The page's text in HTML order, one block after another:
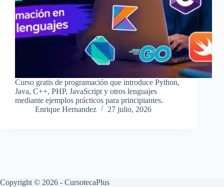
Curso gratis de programación que introduce Python,
Java, C++, PHP, JavaScript y otros lenguajes
mediante ejemplos prácticos para principiantes.
Enrique Hernandez
27 julio, 2026
Copyright © 2026 - CursotecaPlus